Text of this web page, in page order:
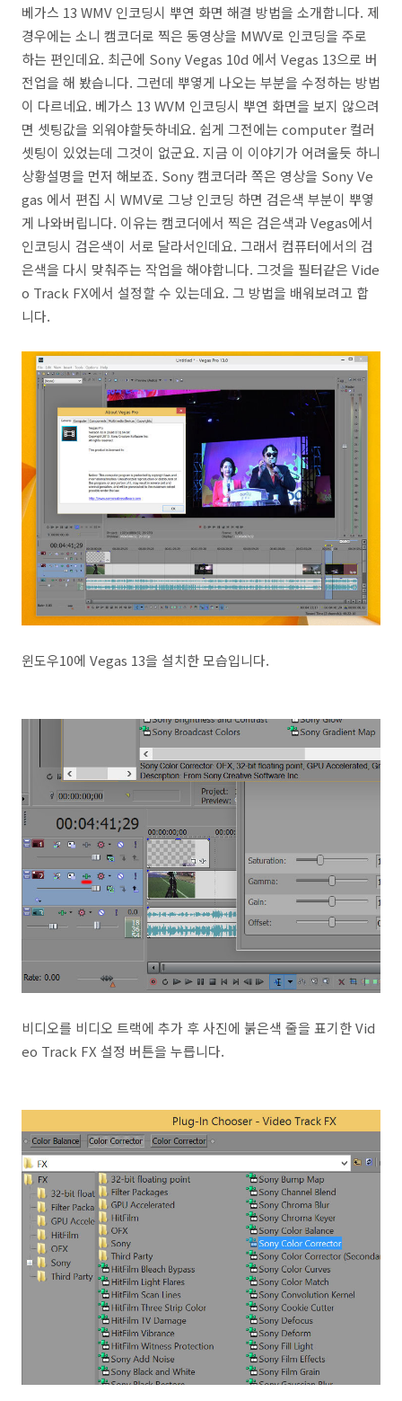
베가스 13 WMV 인코딩시 뿌연 화면 해결 방법을 소개합니다. 제
경우에는 소니 캠코더로 찍은 동영상을 MWV로 인코딩을 주로
하는 편인데요. 최근에 Sony Vegas 10d 에서 Vegas 13으로 버
전업을 해 봤습니다. 그런데 뿌옇게 나오는 부분을 수정하는 방법
이 다르네요. 베가스 13 WVM 인코딩시 뿌연 화면을 보지 않으려
면 셋팅값을 외워야할듯하네요. 쉽게 그전에는 computer 컬러
셋팅이 있었는데 그것이 없군요. 지금 이 이야기가 어려울듯 하니
상황설명을 먼저 해보죠. Sony 캠코더라 쪽은 영상을 Sony Ve
gas 에서 편집 시 WMV로 그냥 인코딩 하면 검은색 부분이 뿌옇
게 나와버립니다. 이유는 캠코더에서 찍은 검은색과 Vegas에서
인코딩시 검은색이 서로 달라서인데요. 그래서 컴퓨터에서의 검
은색을 다시 맞춰주는 작업을 해야합니다. 그것을 필터같은 Vide
o Track FX에서 설정할 수 있는데요. 그 방법을 배워보려고 합
니다.
윈도우10에 Vegas 13을 설치한 모습입니다.
비디오를 비디오 트랙에 추가 후 사진에 붉은색 줄을 표기한 Vid
eo Track FX 설정 버튼을 누릅니다.